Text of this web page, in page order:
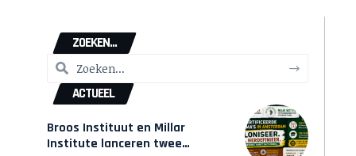
ZOEKEN...
ACTUEEL
Broos Instituut en Millar
Institute lanceren twee